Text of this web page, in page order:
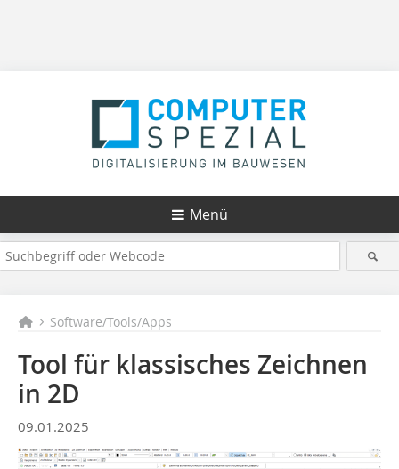
Menü
Software/Tools/Apps
Tool für klassisches Zeichnen
in 2D
09.01.2025